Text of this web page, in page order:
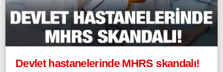
Devlet hastanelerinde MHRS skandalı!